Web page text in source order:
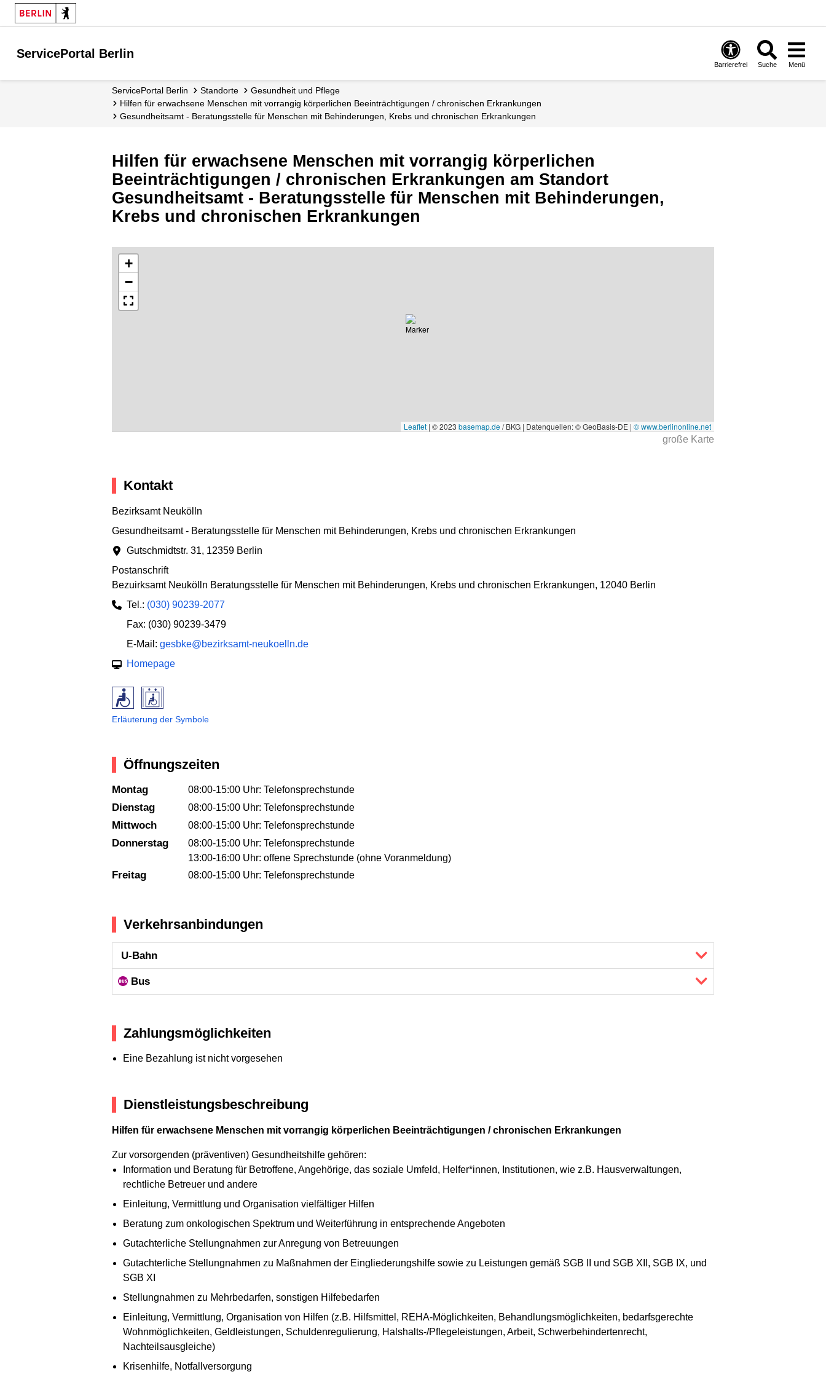
ServicePortal Berlin
Barrierefrei Suche Menü
ServicePortal Berlin Standorte
Gesundheit und Pflege
Hilfen für erwachsene Menschen mit vorrangig körperlichen Beeinträchtigungen / chronischen Erkrankungen
Gesundheitsamt - Beratungsstelle für Menschen mit Behinderungen, Krebs und chronischen Erkrankungen
Hilfen für erwachsene Menschen mit vorrangig körperlichen
Beeinträchtigungen / chronischen Erkrankungen am Standort
Gesundheitsamt - Beratungsstelle für Menschen mit Behinderungen,
Krebs und chronischen Erkrankungen
+
−
Leaflet | © 2023 basemap.de/ BKG | Datenquellen: © GeoBasis-DE | © www.berlinonline.net
große Karte
Kontakt
Bezirksamt Neukölln
Gesundheitsamt - Beratungsstelle für Menschen mit Behinderungen, Krebs und chronischen Erkrankungen
Gutschmidtstr. 31, 12359 Berlin
Postanschrift
Bezuirksamt Neukölln Beratungsstelle für Menschen mit Behinderungen, Krebs und chronischen Erkrankungen, 12040 Berlin
Tel.: (030) 90239-2077
Fax: (030) 90239-3479
E-Mail: gesbke@bezirksamt-neukoelln.de
Homepage
Erläuterung der Symbole
Öffnungszeiten
Montag 08:00-15:00 Uhr: Telefonsprechstunde
Dienstag 08:00-15:00 Uhr: Telefonsprechstunde
Mittwoch 08:00-15:00 Uhr: Telefonsprechstunde
Donnerstag
08:00-15:00 Uhr: Telefonsprechstunde
13:00-16:00 Uhr: offene Sprechstunde (ohne Voranmeldung)
Freitag 08:00-15:00 Uhr: Telefonsprechstunde
Verkehrsanbindungen
U-Bahn
Bus
Zahlungsmöglichkeiten
Eine Bezahlung ist nicht vorgesehen
Dienstleistungsbeschreibung
Hilfen für erwachsene Menschen mit vorrangig körperlichen Beeinträchtigungen / chronischen Erkrankungen
Zur vorsorgenden (präventiven) Gesundheitshilfe gehören:
Information und Beratung für Betroffene, Angehörige, das soziale Umfeld, Helfer*innen, Institutionen, wie z.B. Hausverwaltungen,
rechtliche Betreuer und andere
Einleitung, Vermittlung und Organisation vielfältiger Hilfen
Beratung zum onkologischen Spektrum und Weiterführung in entsprechende Angeboten
Gutachterliche Stellungnahmen zur Anregung von Betreuungen
Gutachterliche Stellungnahmen zu Maßnahmen der Eingliederungshilfe sowie zu Leistungen gemäß SGB II und SGB XII, SGB IX, und
SGB XI
Stellungnahmen zu Mehrbedarfen, sonstigen Hilfebedarfen
Einleitung, Vermittlung, Organisation von Hilfen (z.B. Hilfsmittel, REHA-Möglichkeiten, Behandlungsmöglichkeiten, bedarfsgerechte
Wohnmöglichkeiten, Geldleistungen, Schuldenregulierung, Halshalts-/Pflegeleistungen, Arbeit, Schwerbehindertenrecht,
Nachteilsausgleiche)
Krisenhilfe, Notfallversorgung